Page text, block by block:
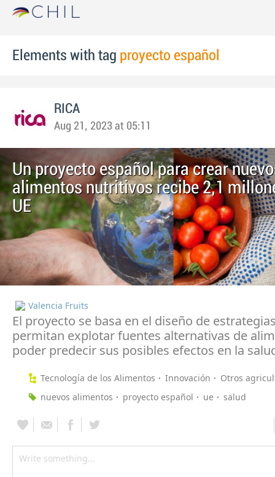
Elements with tag proyecto español
RICA
Aug 21, 2023 at 05:11
Un proyecto español para crear
alimentos nutritivos recibe 2,1
UE
Valencia Fruits
El proyecto se basa en el diseño de
permitan explotar fuentes alternativas de
poder predecir sus posibles efectos en la
Tecnología de los Alimentos Innovación
Otros
nuevos alimentos
proyecto español ue salud